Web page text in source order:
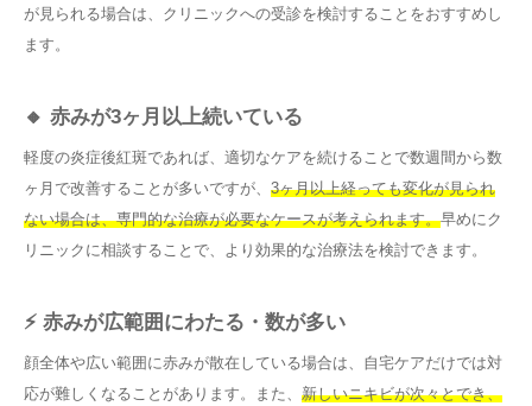
が見られる場合は、クリニックへの受診を検討することをおすすめし
ます。
🔸 赤みが3ヶ月以上続いている
軽度の炎症後紅斑であれば、適切なケアを続けることで数週間から数
ヶ月で改善することが多いですが、 3ヶ月以上経っても変化が見られ
ない場合は、専門的な治療が必要なケースが考えられます。早めにク
リニックに相談することで、より効果的な治療法を検討できます。
⚡ 赤みが広範囲にわたる・数が多い
顔全体や広い範囲に赤みが散在している場合は、自宅ケアだけでは対
応が難しくなることがあります。また、 新しいニキビが次々とでき、